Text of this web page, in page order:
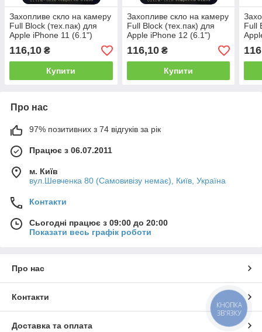
Захопливе скло на камеру
Full Block (тех.пак) для
Apple iPhone 11 (6.1")
116,10 ₴
Купити
Захопливе скло на камеру
Full Block (тех.пак) для
Apple iPhone 12 (6.1")
116,10₴
Купити
Full
Про нас
97% позитивних з 74 відгуків за рік
Працює з 06.07.2011
м. Київ
вул.Шевченка 80 (Самовивізу немає), Київ, Україна
Контакти
Сьогодні працює з 09:00 до 20:00
Показати весь графік роботи
Про нас
Контакти
Доставка та оплата
КНОПКА
ЗВ'ЯЗКУ